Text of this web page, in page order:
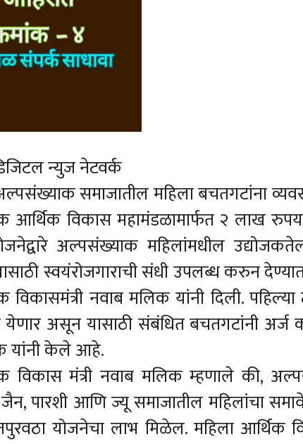
न्युज नेटवर्क
समाजातील महिला बचतगटांना
विकास महामंडळामार्फत २ लाख
अल्पसंख्याक महिलांमधील
स्वयंरोजगाराची संधी उपलब्ध करुन
नवाब मलिक यांनी दिली.
येणार असून यासाठी संबंधित बचतगटांनी अर्ज
यांनी केले आहे.
विकास मंत्री नवाब मलिक म्हणाले की,
जैन, पारशी आणि ज्यू समाजातील महिलांचा
योजनेचा लाभ मिळेल. महिला आर्थिक